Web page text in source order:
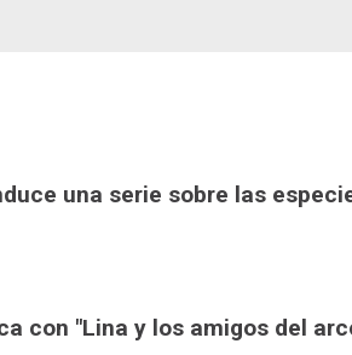
una serie sobre las
con "Lina y los amigos del